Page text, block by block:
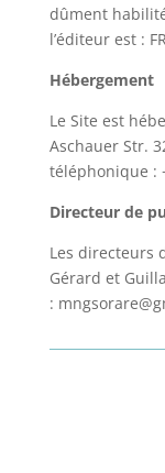
dûment
l’éditeur est :
Hébergement
Le Site est
Aschauer Str.
téléphonique :
Directeur de
Les directeurs
Gérard et
: